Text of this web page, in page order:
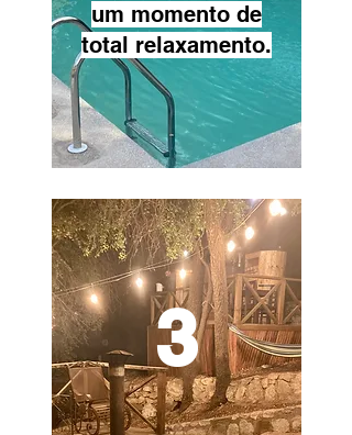
um momento de
total relaxamento.
3